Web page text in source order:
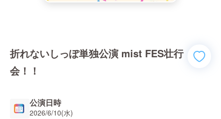
折れないしっぽ単独公演 mist FES壮行
会！！
公演日時
2026/6/10(水)